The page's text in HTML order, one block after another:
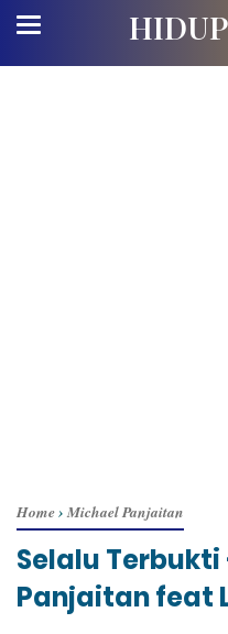
Home›Michael Panjaitan
Selalu
Panjaitan feat